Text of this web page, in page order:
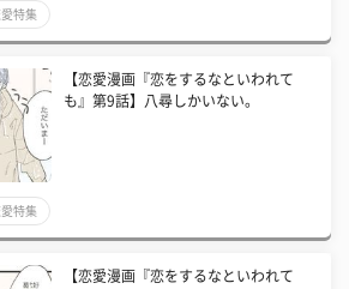
特集
【恋愛漫画『恋をするなといわれて
も』第9話】八尋しかいない。
特集
【恋愛漫画『恋をするなといわれて